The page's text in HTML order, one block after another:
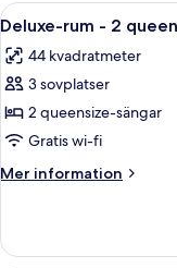
1
säng
Öppna
alla
foton
för
Deluxe-
rum
-
2
sängar
5
Deluxe-rum - 2
44 kvadratmeter
3 sovplatser
2 queensize-sängar
Gratis wi-fi
Mer information
Mer
rum